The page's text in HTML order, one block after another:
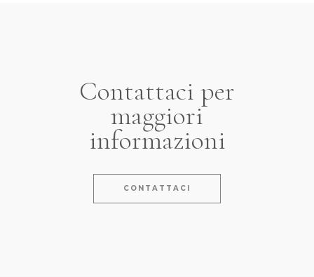
Contattaci per
maggiori
informazioni
CONTATTACI